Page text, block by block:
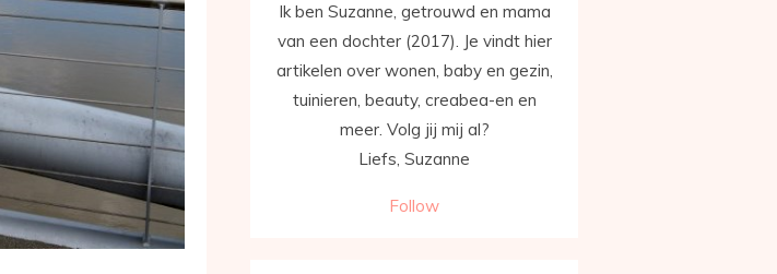
Ik ben Suzanne, getrouwd en mama
van een dochter (2017). Je vindt hier
artikelen over wonen, baby en gezin,
tuinieren, beauty, creabea-en en
meer. Volg jij mij al?
Liefs, Suzanne
Follow